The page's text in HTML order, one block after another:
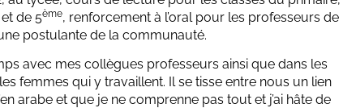
et de 5ème, renforcement à l’oral pour les professeurs de
postulante de la communauté.
avec mes collègues professeurs ainsi que dans les
femmes qui y travaillent. Il se tisse entre nous un lien
arabe et que je ne comprenne pas tout et j’ai hâte de